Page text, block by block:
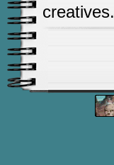
creatives.